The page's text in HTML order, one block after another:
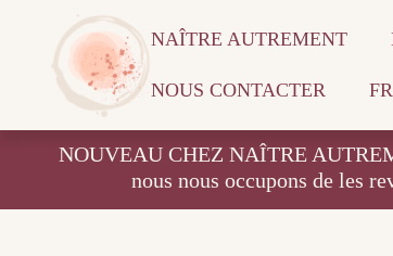
NAÎTRE AUTREMENT
NOUS CONTACTER FR
NOUVEAU CHEZ NAÎTRE
nous nous occupons de les